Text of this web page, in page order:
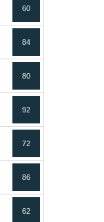
60
84
80
92
72
86
62